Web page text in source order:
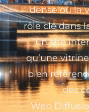
dense où la
rôle clé dans
un site
qu’une
bien
des
Web